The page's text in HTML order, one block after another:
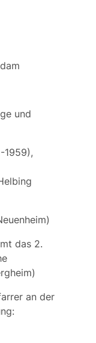
und
1959),
das 2.
an der